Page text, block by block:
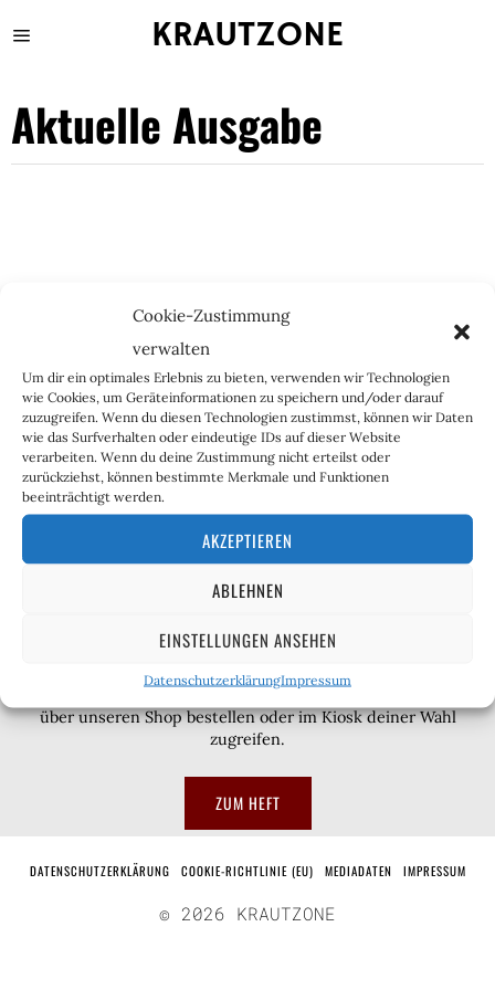
Cookie-Zustimmung
verwalten
Um dir ein optimales Erlebnis zu bieten, verwenden wir Technologien
wie Cookies, um Geräteinformationen zu speichern und/oder darauf
zuzugreifen. Wenn du diesen Technologien zustimmst, können wir Daten
wie das Surfverhalten oder eindeutige IDs auf dieser Website
verarbeiten. Wenn du deine Zustimmung nicht erteilst oder
zurückziehst, können bestimmte Merkmale und Funktionen
beeinträchtigt werden.
AKZEPTIEREN
ABLEHNEN
EINSTELLUNGEN ANSEHEN
DatenschutzerklärungImpressum
KRAUTZONE
Aktuelle Ausgabe
Uns gibt es regelmäßig gedruckt oder als E-Paper. Einfach
über unseren Shop bestellen oder im Kiosk deiner Wahl
zugreifen.
ZUM HEFT
DATENSCHUTZERKLÄRUNG COOKIE-RICHTLINIE (EU) MEDIADATEN IMPRESSUM
© 2026 KRAUTZONE